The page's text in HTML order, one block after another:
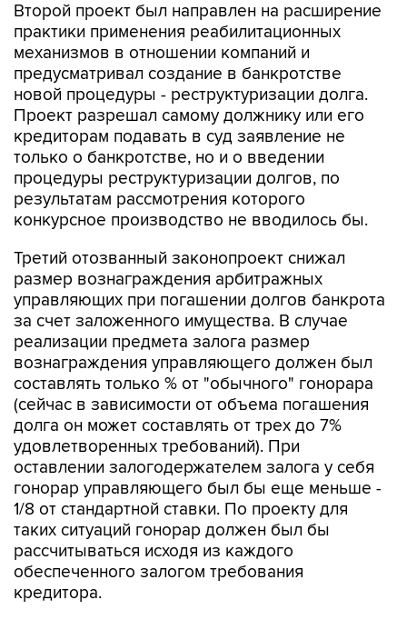
Второй проект был направлен на расширение
практики применения реабилитационных
механизмов в отношении компаний и
предусматривал создание в банкротстве
новой процедуры - реструктуризации долга.
Проект разрешал самому должнику или его
кредиторам подавать в суд заявление не
только о банкротстве, но и о введении
процедуры реструктуризации долгов, по
результатам рассмотрения которого
конкурсное производство не вводилось бы.
Третий отозванный законопроект снижал
размер вознаграждения арбитражных
управляющих при погашении долгов банкрота
за счет заложенного имущества. В случае
реализации предмета залога размер
вознаграждения управляющего должен был
составлять только % от "обычного" гонорара
(сейчас в зависимости от объема погашения
долга он может составлять от трех до 7%
удовлетворенных требований). При
оставлении залогодержателем залога у себя
гонорар управляющего был бы еще меньше -
1/8 от стандартной ставки. По проекту для
таких ситуаций гонорар должен был бы
рассчитываться исходя из каждого
обеспеченного залогом требования
кредитора.